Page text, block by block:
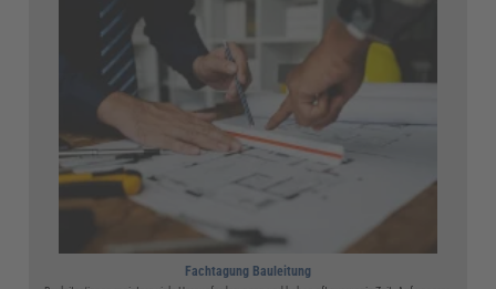
Fachtagung Bauleitung